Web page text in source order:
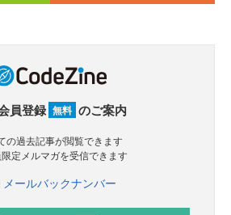
員登録 無料 のご案内
の過去記事が閲覧できます
限定メルマガを受信できます
メールバックナンバー